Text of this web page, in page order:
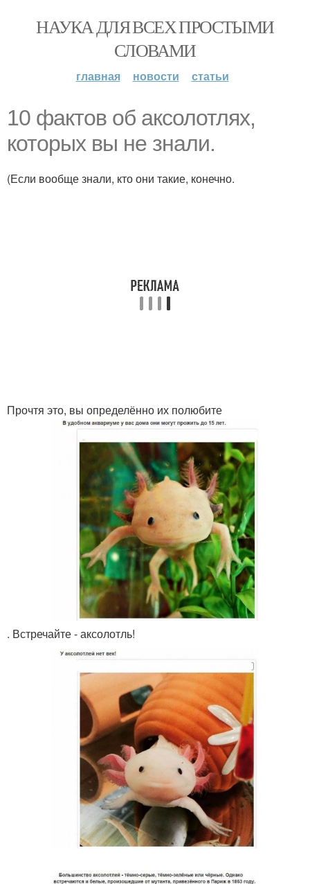
НАУКА ДЛЯ ВСЕХ ПРОСТЫМИ
СЛОВАМИ
главная новости статьи
10 фактов об аксолотлях,
которых вы не знали.
(Если вообще знали, кто они такие, конечно.
Прочтя это, вы определённо их полюбите
. Встречайте - аксолотль!